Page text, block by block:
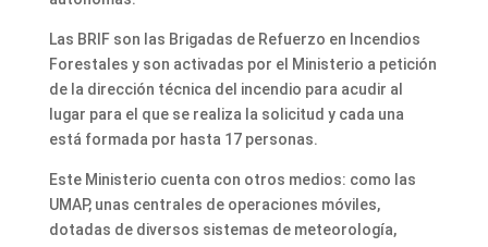
Las BRIF son las Brigadas de Refuerzo en Incendios
Forestales y son activadas por el Ministerio a petición
de la dirección técnica del incendio para acudir al
lugar para el que se realiza la solicitud y cada una
está formada por hasta 17 personas.
Este Ministerio cuenta con otros medios: como las
UMAP, unas centrales de operaciones móviles,
dotadas de diversos sistemas de meteorología,